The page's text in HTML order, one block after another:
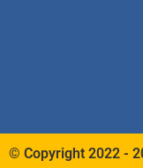
© Copyright 2022 -